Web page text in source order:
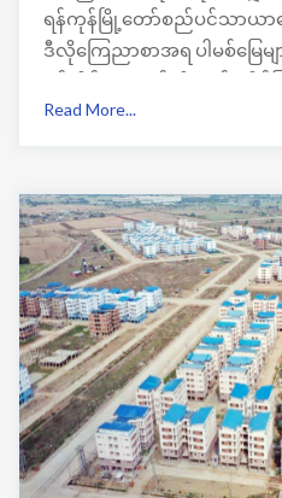
ရန်ကုန်မြို့တော်စည်ပင်သာယာ
ဒီလိုကြေညာစာအရ ပါမစ်မြေ
လုပ်ကိုင်သူများ ထံမှ သိရပါတယ်
Read More...